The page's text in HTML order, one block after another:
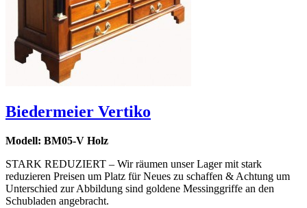
Biedermeier Vertiko
Modell: BM05-V Holz
STARK REDUZIERT – Wir räumen unser Lager mit stark
reduzieren Preisen um Platz für Neues zu schaffen & Achtung um
Unterschied zur Abbildung sind goldene Messinggriffe an den
Schubladen angebracht.